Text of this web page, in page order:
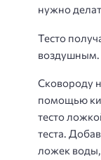
нужно
Тесто
воздушным.
Сковороду
помощью
тесто
теста.
ложек воды,